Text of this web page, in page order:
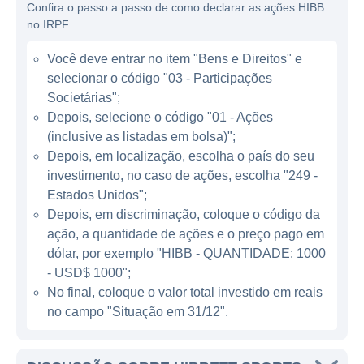
atletas quanto a consumidores casuais. Sua
linha de produtos inclui marcas conhecidas
mundialmente, abrangendo desde tênis de
corrida até roupas de treino e equipamentos
esportivos. A empresa também se dedica a
criar uma experiência de compra única e
personalizada em suas lojas, incentivando
um ambiente amigável e acolhedor, onde os
clientes podem obter conselhos e
recomendações de especialistas em
esportes.
ATUAÇÃO DA HIBBETT SPORTS
A Hibbett possui uma forte presença no
Confira o passo a passo de como declarar as ações HIBB
no IRPF
Você deve entrar no item "Bens e Direitos" e
selecionar o código "03 - Participações
Societárias";
Depois, selecione o código "01 - Ações
(inclusive as listadas em bolsa)";
Depois, em localização, escolha o país do seu
investimento, no caso de ações, escolha "249 -
Estados Unidos";
Depois, em discriminação, coloque o código da
ação, a quantidade de ações e o preço pago em
dólar, por exemplo "HIBB - QUANTIDADE: 1000
- USD$ 1000";
No final, coloque o valor total investido em reais
no campo "Situação em 31/12".